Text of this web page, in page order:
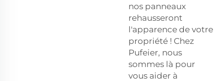
nos panneaux
rehausseront
l'apparence de votre
propriété ! Chez
Pufeier, nous
sommes là pour
vous aider à